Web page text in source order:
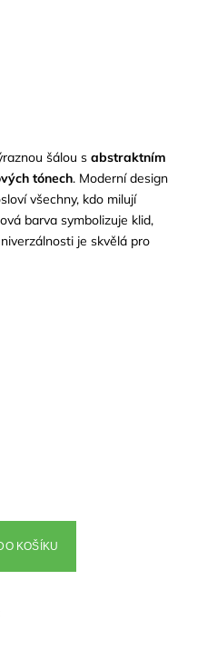
šálou s abstraktním
tónech. Moderní design
všechny, kdo milují
barva symbolizuje klid,
je skvělá pro
KOŠÍKU